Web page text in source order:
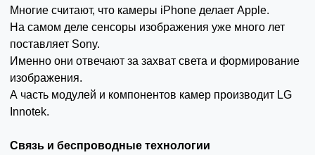
Многие считают, что камеры iPhone делает Apple.
На самом деле сенсоры изображения уже много лет
поставляет Sony.
Именно они отвечают за захват света и формирование
изображения.
А часть модулей и компонентов камер производит LG
Innotek.
Связь и беспроводные технологии